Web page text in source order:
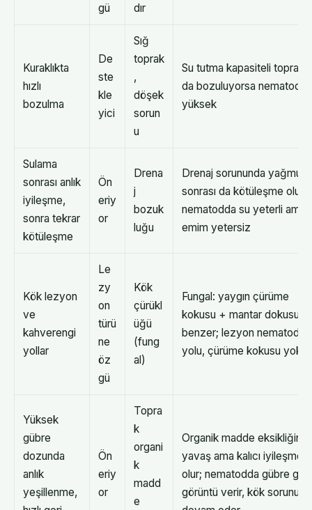
gü
dır
Kuraklıkta
hızlı
bozulma
De
ste
kle
yici
Sığ
toprak
,
döşek
sorun
u
Su tutma kapasiteli
da bozuluyorsa nematod
yüksek
Sulama
sonrası anlık
iyileşme,
sonra tekrar
kötüleşme
Ön
eriy
or
Drena
j
bozuk
luğu
Drenaj sorununda yağmur
sonrası da kötüleşme olur;
nematodda su yeterli ama
emim yetersiz
Kök lezyon
ve
kahverengi
yollar
Le
zy
on
türü
ne
öz
gü
Kök
çürükl
üğü
(fung
al)
Fungal: yaygın çürüme
kokusu + mantar dokusuna
benzer; lezyon nematodu:
yolu, çürüme kokusu yok
Yüksek
gübre
dozunda
anlık
yeşillenme,
Ön
eriy
or
Topra
k
organi
k
madd
e
Organik madde
yavaş ama kalıcı iyileşme
olur; nematodda gübre
görüntü verir, kök sorunu